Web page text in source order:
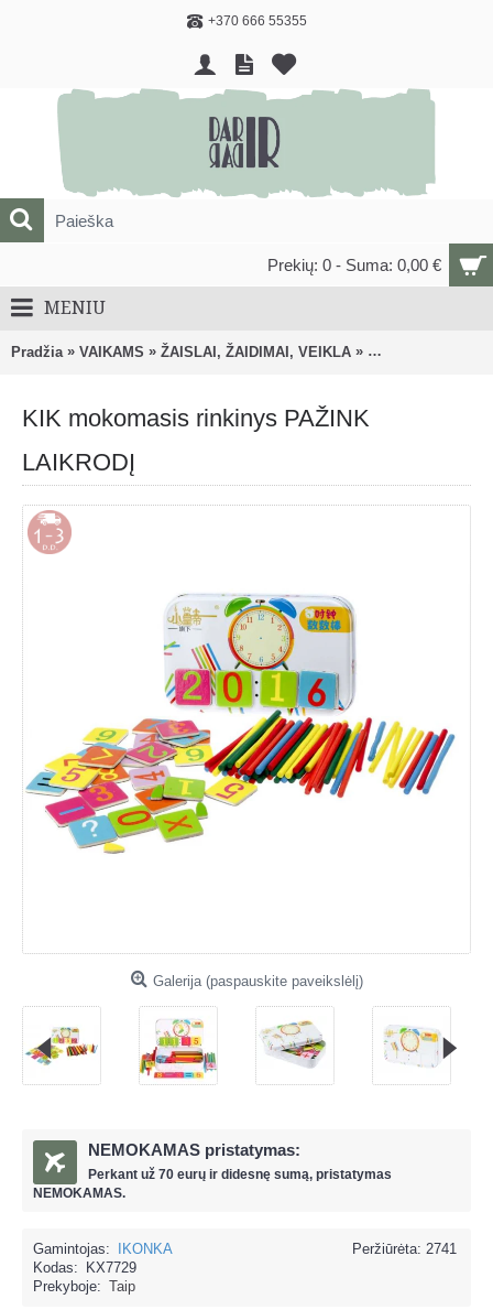
+370 666 55355
Prekių: 0 - Suma: 0,00 €
MENIU
Pradžia » VAIKAMS » ŽAISLAI, ŽAIDIMAI, VEIKLA » Lavinantys,
KIK mokomasis rinkinys PAŽINK
LAIKRODĮ
Galerija (paspauskite paveikslėlį)
NEMOKAMAS pristatymas:
Perkant už 70 eurų ir didesnę sumą, pristatymas
NEMOKAMAS.
Peržiūrėta: 2741
Gamintojas:
IKONKA
Kodas:
KX7729
Prekyboje: Taip